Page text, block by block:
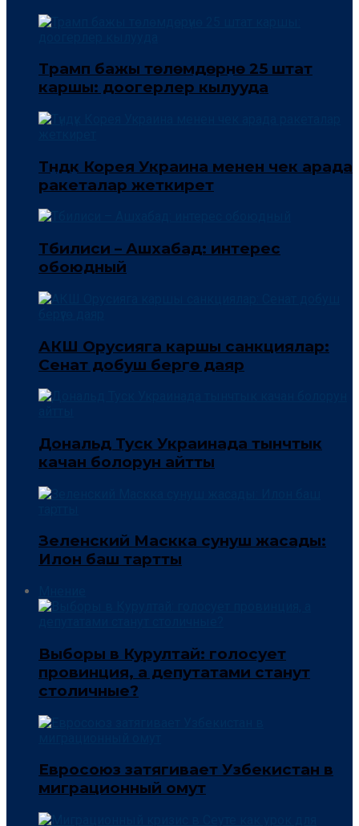
Трамп бажы төлөмдөрүнө 25 штат
каршы: доогерлер кылууда
Түндүк Корея Украина менен чек арада
ракеталар жеткирет
Тбилиси – Ашхабад: интерес
обоюдный
АКШ Орусияга каршы санкциялар:
Сенат добуш берүүгө даяр
Дональд Туск Украинада тынчтык
качан болорун айтты
Зеленский Маскка сунуш жасады:
Илон баш тартты
Выборы в Курултай: голосует
провинция, а депутатами станут
столичные?
Евросоюз затягивает Узбекистан в
миграционный омут